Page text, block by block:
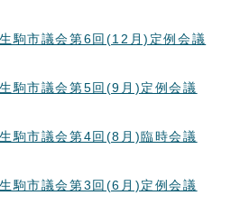
駒市議会第6回(12月)定例会議
駒市議会第5回(9月)定例会議
駒市議会第4回(8月)臨時会議
駒市議会第3回(6月)定例会議